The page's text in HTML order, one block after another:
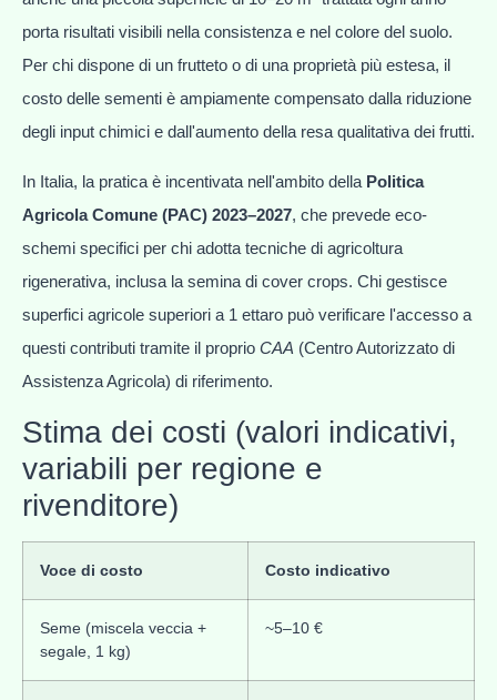
porta risultati visibili nella consistenza e nel colore del suolo.
Per chi dispone di un frutteto o di una proprietà più estesa, il
costo delle sementi è ampiamente compensato dalla riduzione
degli input chimici e dall'aumento della resa qualitativa dei frutti.
In Italia, la pratica è incentivata nell'ambito della Politica
Agricola Comune (PAC) 2023–2027, che prevede eco-
schemi specifici per chi adotta tecniche di agricoltura
rigenerativa, inclusa la semina di cover crops. Chi gestisce
superfici agricole superiori a 1 ettaro può verificare l'accesso a
questi contributi tramite il proprio CAA (Centro Autorizzato di
Assistenza Agricola) di riferimento.
Stima dei costi (valori indicativi,
variabili per regione e
rivenditore)
Voce di costo Costo indicativo
Seme (miscela veccia +
segale, 1 kg)
~5–10 €